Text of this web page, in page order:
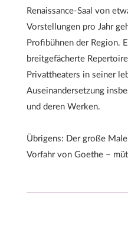
Renaissance-Saal von
Vorstellungen pro Jahr
Profibühnen der Region.
breitgefächerte
Privattheaters in seiner
Auseinandersetzung
und deren Werken.
Übrigens: Der große
Vorfahr von Goethe –